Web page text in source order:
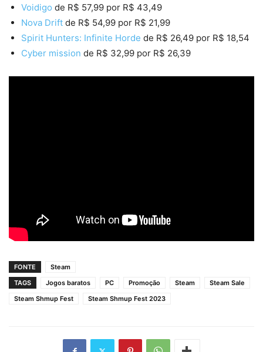
Voidigo de R$ 57,99 por R$ 43,49
Nova Drift de R$ 54,99 por R$ 21,99
Spirit Hunters: Infinite Horde de R$ 26,49 por R$ 18,54
Cyber mission de R$ 32,99 por R$ 26,39
FONTE
Steam
TAGS
Jogos baratos PC Promoção Steam
Steam Sale
Steam Shmup Fest
Steam Shmup Fest 2023